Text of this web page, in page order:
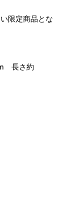
限定商品とな
長さ約